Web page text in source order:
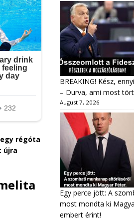
régóta
újra
BREAKING! Kész,
– Durva, ami most
August 7, 2026
Egy perce jött: A
most mondta ki
embert érint!